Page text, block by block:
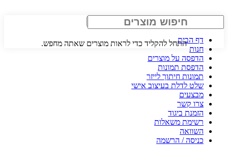
התחל להקליד כדי לראות מוצרים שאתה מחפש.דף הבית
חנות
הדפסה על מוצרים
הדפסת תמונות
תמונות חיתוך לייזר
שלט לדלת בעיצוב אישי
מבצעים
צרו קשר
הזמנת ביגוד
רשימת משאלות
השוואה
כניסה / הרשמה